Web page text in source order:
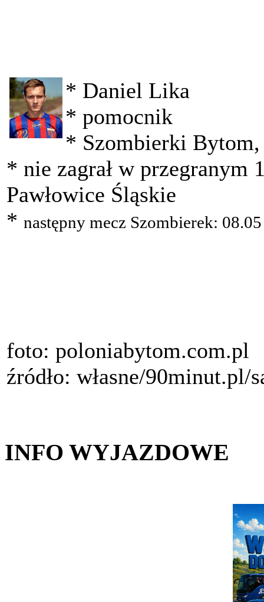
* Daniel Lika
* pomocnik
* Szombierki
* nie zagrał w przegranym
Pawłowice Śląskie
* następny mecz Szombierek:
foto: poloniabytom.com.pl
źródło: własne/90minut.pl/
INFO WYJAZDOWE